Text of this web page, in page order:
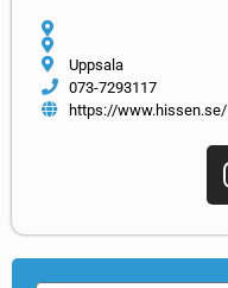
Uppsala
073-7293117
https://www.hissen.se/